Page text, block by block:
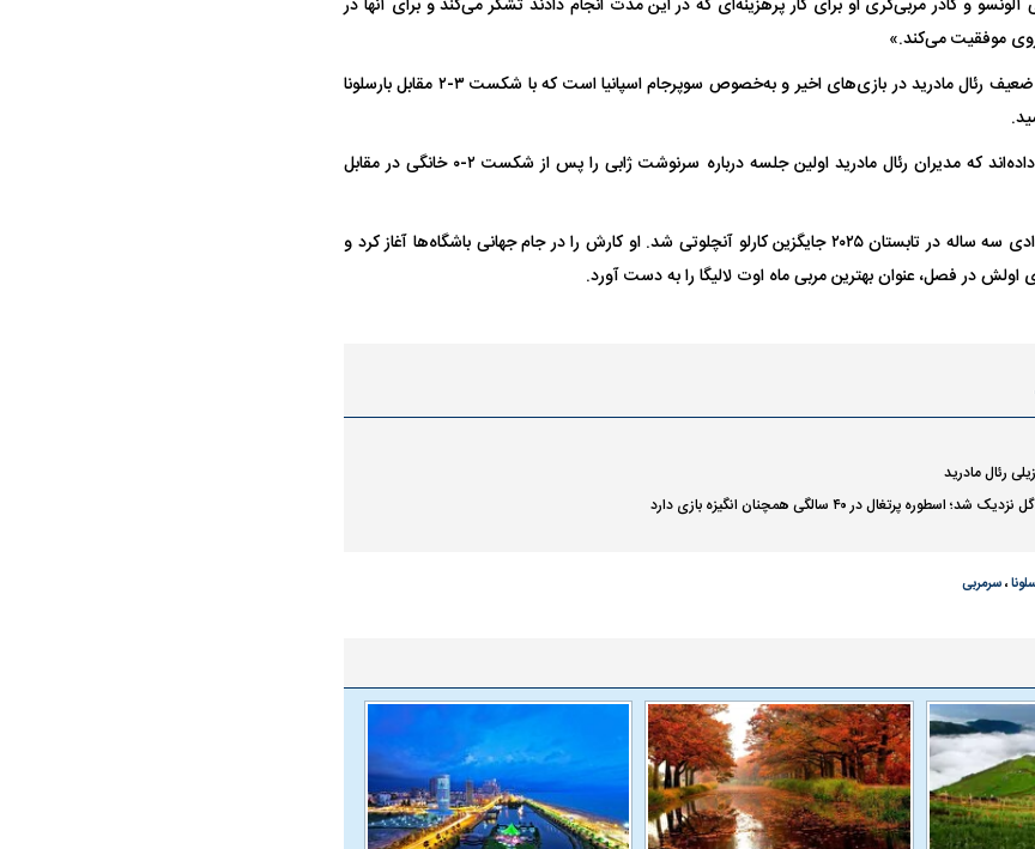
آلونسو و کادر مربی‌گری او برای کار پرهزینه‌ای که در این مدت انجام دادند تشکر می‌کند و برای آنها در
موفقیت می‌کند.»
این تصمیم پس از عملکرد ضعیف رئال مادرید در بازی‌های اخیر و به‌خصوص سوپرجام اسپانیا است که با شکست ۳-۲ مقابل بارسلونا
منابع ای‌اس‌پی‌ان گزارش داده‌اند که مدیران رئال مادرید اولین جلسه درباره سرنوشت ژابی را پس از شکست ۲-۰ خانگی در مقابل
این مربی ۴۴ ساله با قراردادی سه ساله در تابستان ۲۰۲۵ جایگزین کارلو آنچلوتی شد. او کارش را در جام جهانی باشگاه‌ها آغاز کرد و
در فصل، عنوان بهترین مربی ماه اوت لالیگا را به دست آورد.
رئال مادرید
،سرمربی
شد؛
تیم جدید
ابهام بزرگ درباره قرارداد یاسر آسانی؛
پرسپولیس در انتظار سه خرید کلیدی